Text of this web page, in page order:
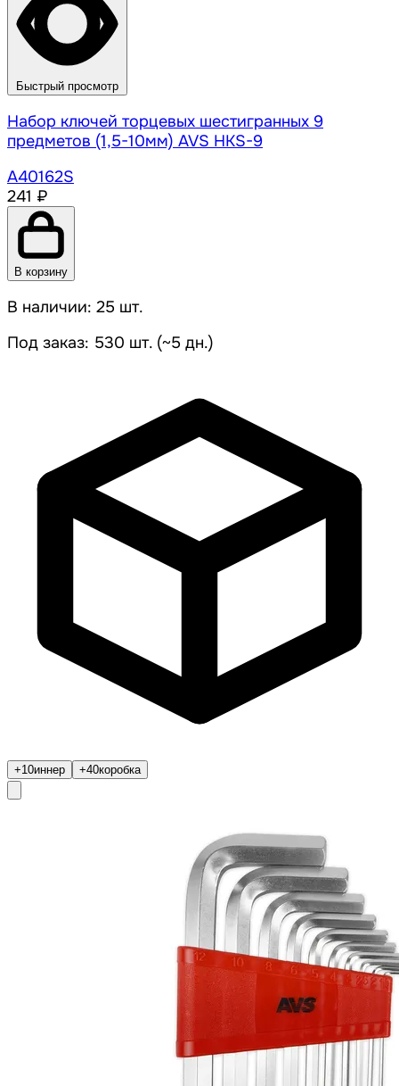
Быстрый просмотр
Набор ключей торцевых шестигранных 9
предметов (1,5-10мм) AVS HKS-9
A40162S
241 ₽
В корзину
В наличии: 25 шт.
Под заказ: 530 шт. (~5 дн.)
+10иннер +40коробка